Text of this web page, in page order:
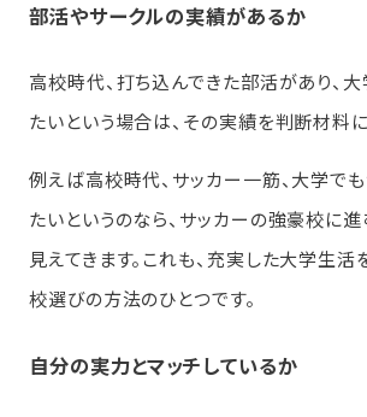
部活やサークルの実績があるか
高校時代、打ち込んできた部活があり、
たいという場合は、その実績を判断材料に
例えば高校時代、サッカー一筋、大学で
たいというのなら、サッカーの強豪校に
見えてきます。これも、充実した大学生
校選びの方法のひとつです。
自分の実力とマッチしているか